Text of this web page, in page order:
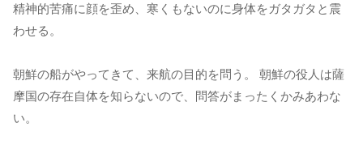
精神的苦痛に顔を歪め、寒くもないのに身体をガタガタと震
わせる。
朝鮮の船がやってきて、来航の目的を問う。 朝鮮の役人は薩
摩国の存在自体を知らないので、問答がまったくかみあわな
い。